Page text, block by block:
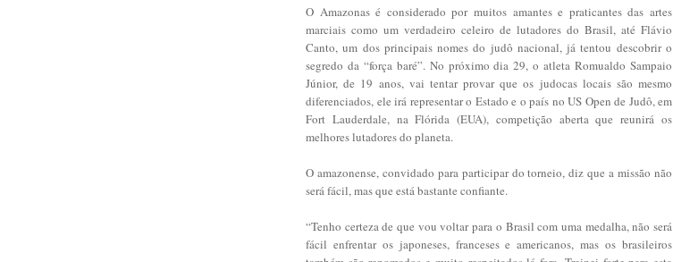
O Amazonas é considerado por muitos amantes e praticantes das artes
marciais como um verdadeiro celeiro de lutadores do Brasil, até Flávio
Canto, um dos principais nomes do judô nacional, já tentou descobrir o
segredo da “força baré”. No próximo dia 29, o atleta Romualdo Sampaio
Júnior, de 19 anos, vai tentar provar que os judocas locais são mesmo
diferenciados, ele irá representar o Estado e o país no US Open de Judô, em
Fort Lauderdale, na Flórida (EUA), competição aberta que reunirá os
melhores lutadores do planeta.
O amazonense, convidado para participar do torneio, diz que a missão não
será fácil, mas que está bastante confiante.
“Tenho certeza de que vou voltar para o Brasil com uma medalha, não será
fácil enfrentar os japoneses, franceses e americanos, mas os brasileiros